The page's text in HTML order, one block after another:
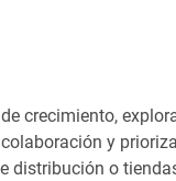
crecimiento,
y
distribución o